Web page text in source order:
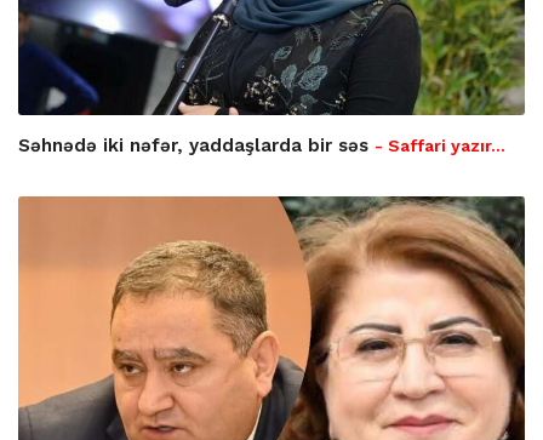
Səhnədə iki nəfər, yaddaşlarda bir səs - Saffari yazır…